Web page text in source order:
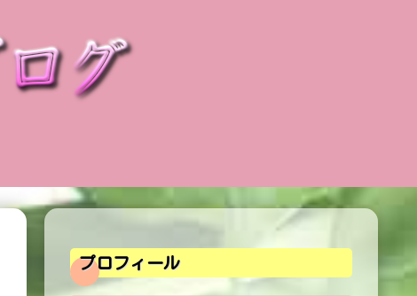
プロフィール